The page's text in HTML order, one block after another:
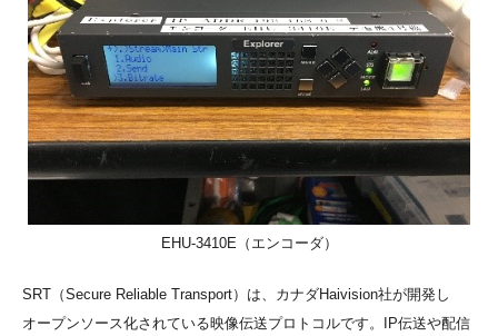
EHU-3410E（エンコーダ）
SRT（Secure Reliable Transport）は、カナダHaivision社が開発し
オープンソース化されている映像伝送プロトコルです。IP伝送や配信